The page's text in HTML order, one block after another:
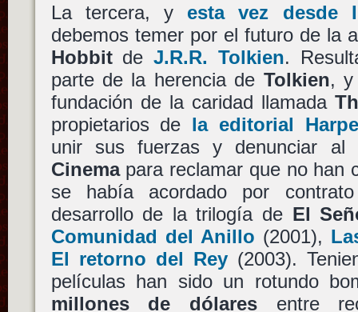
La tercera, y esta vez desde
debemos temer por el futuro de la
HobbitdeJ.R.R. Tolkien.
parte de la herencia de Tolkien, y
fundación de la caridad llamada
propietarios de la editorial
unir sus fuerzas y denunciar
Cinemapara reclamar que no han
se había acordado por
desarrollo de la trilogía de El
Comunidad del Anillo (2001),
El retorno del Rey(2003).
películas han sido un rotundo
millones de dólaresentre